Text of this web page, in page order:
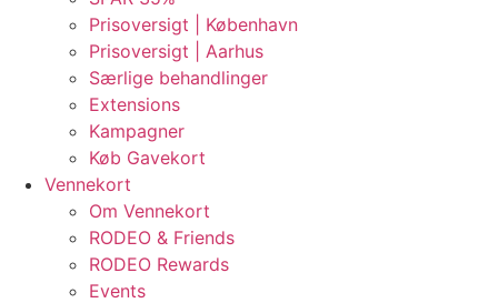
Prisoversigt | København
Prisoversigt | Aarhus
Særlige behandlinger
Extensions
Kampagner
Køb Gavekort
Vennekort
Om Vennekort
RODEO & Friends
RODEO Rewards
Events